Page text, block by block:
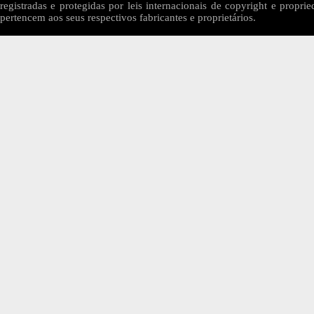
registradas e protegidas por leis internacionais de copyright e
pertencem aos seus respectivos fabricantes e proprietários.